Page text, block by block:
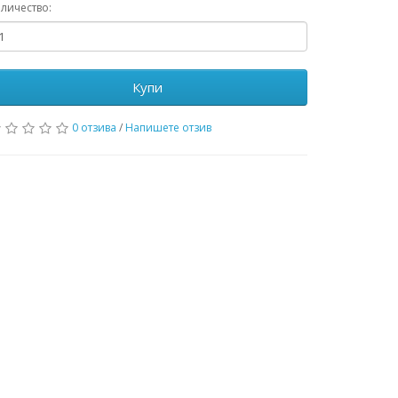
Купи
0 отзива / Напишете отзив